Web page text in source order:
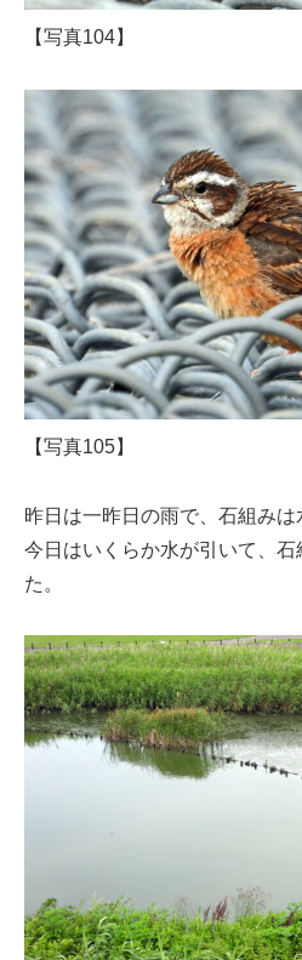
【写真104】
【写真105】
昨日は一昨日の雨で、石組みは
今日はいくらか水が引いて、
た。